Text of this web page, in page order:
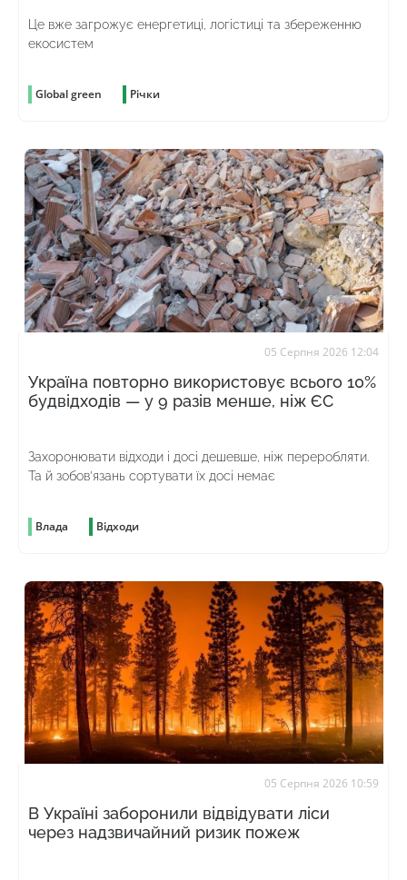
Це вже загрожує енергетиці, логістиці та збереженню
екосистем
Global green Річки
05 Серпня 2026 12:04
Україна повторно використовує всього 10%
будвідходів — у 9 разів менше, ніж ЄС
Захоронювати відходи і досі дешевше, ніж переробляти.
Та й зобов’язань сортувати їх досі немає
Влада Відходи
05 Серпня 2026 10:59
В Україні заборонили відвідувати ліси
через надзвичайний ризик пожеж